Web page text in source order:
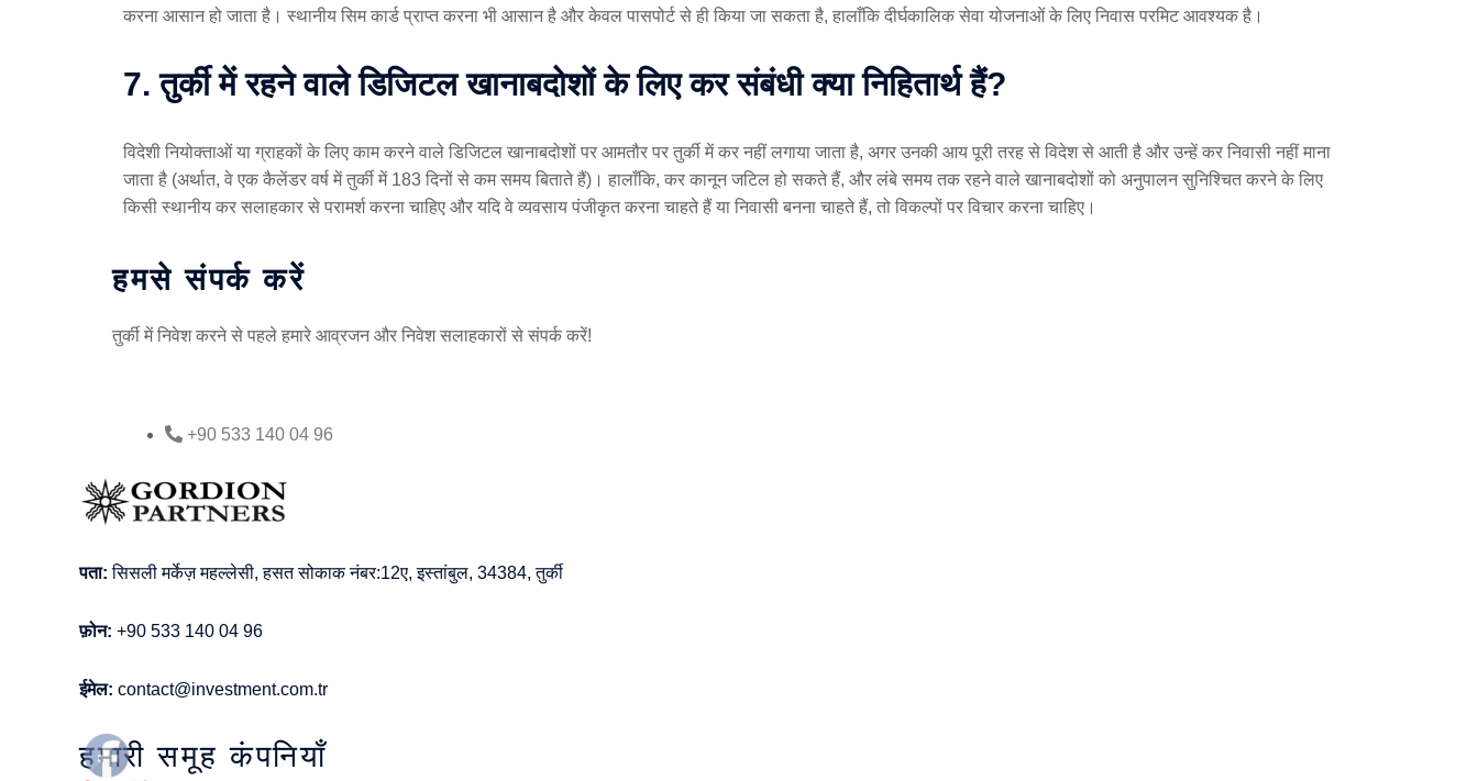
करना आसान हो जाता है। स्थानीय सिम कार्ड प्राप्त करना भी आसान है और केवल पासपोर्ट से ही किया जा सकता है, हालाँकि दीर्घकालिक सेवा योजनाओं के लिए निवास परमिट आवश्यक है।
7. तुर्की में रहने वाले डिजिटल खानाबदोशों के लिए कर संबंधी क्या निहितार्थ हैं?
विदेशी नियोक्ताओं या ग्राहकों के लिए काम करने वाले डिजिटल खानाबदोशों पर आमतौर पर तुर्की में कर नहीं लगाया जाता है, अगर उनकी आय पूरी तरह से विदेश से आती है और उन्हें कर निवासी नहीं माना
जाता है (अर्थात, वे एक कैलेंडर वर्ष में तुर्की में 183 दिनों से कम समय बिताते हैं)। हालाँकि, कर कानून जटिल हो सकते हैं, और लंबे समय तक रहने वाले खानाबदोशों को अनुपालन सुनिश्चित करने के लिए
किसी स्थानीय कर सलाहकार से परामर्श करना चाहिए और यदि वे व्यवसाय पंजीकृत करना चाहते हैं या निवासी बनना चाहते हैं, तो विकल्पों पर विचार करना चाहिए।
हमसे संपर्क करें
तुर्की में निवेश करने से पहले हमारे आव्रजन और निवेश सलाहकारों से संपर्क करें!
+90 533 140 04 96
पता: सिसली मर्केज़ महल्लेसी, हसत सोकाक नंबर:12ए, इस्तांबुल, 34384, तुर्की
फ़ोन: +90 533 140 04 96
ईमेल: contact@investment.com.tr
हमारी समूह कंपनियाँ